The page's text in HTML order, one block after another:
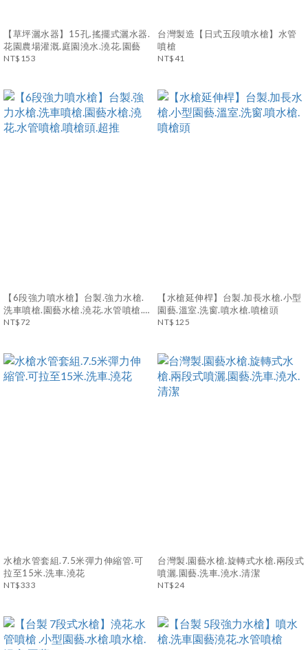
【草坪灑水器】15孔.搖擺式灑水器.
花園農場灌溉.庭園澆水.澆花.園藝
NT$153
台灣製造【日式五段噴水槍】水管
噴槍
NT$41
【6段強力噴水槍】台製.強力水槍.
洗車噴槍.園藝水槍.澆花.水管噴槍.
噴槍頭.超推
NT$72
【水槍延伸桿】台製.加長水槍.小型
園藝.溫室.洗窗.噴水槍.噴槍頭
NT$125
水槍水管套組.7.5米彈力伸縮管.可
拉至15米.洗車.澆花
NT$333
台灣製.園藝水槍.旋轉式水槍.兩段式
噴灑.園藝.洗車.澆水.清潔
NT$24